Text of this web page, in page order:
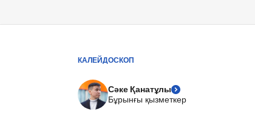
КАЛЕЙДОСКОП
Сәке Қанатұлы
Бұрынғы қызметкер